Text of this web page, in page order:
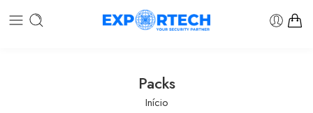
Packs
Início